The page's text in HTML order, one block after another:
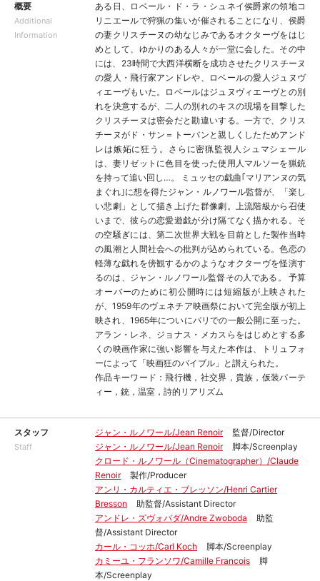
概要
Additional
Information
ある日、ロベール・ド・ラ・シュネイ侯爵家の領地コ
リニエールで狩猟の集いが催されることになり、侯爵
の妻クリスチーヌの幼なじみであるオクターヴをはじ
めとして、ゆかりのある人々が一堂に会した。その中
には、23時間で大西洋横断を成功させたクリスチーヌ
の愛人・飛行家アンドレや、ロベールの愛人ジュヌヴ
ィエーヴもいた。ロベールはジュヌヴィエーヴとの別
れを決意するが、二人の別れのキスの現場を目撃した
クリスチーヌは密会だと勘違いする。一方で、クリス
チーヌがド・サン＝トーバンと親しくしたためアンド
レは嫉妬に狂う。さらに密猟監視人シュマシェール
は、妻リゼットに色目を使った使用人マルソーを猟銃
を持って追い回し…。 ミュッセの戯曲｢マリアンヌの気
まぐれ｣に想を得たジャン・ルノワール監督が、「楽し
い悲劇」として描き上げた群像劇。上流階級から召使
いまで、彼らの恋愛遊戯が分け隔てなく描かれる。そ
の空騒ぎには、第二次世界大戦を目前とした製作当時
の風潮と人間社会への批判が込められている。色恋の
軽薄な戯れを傍観するかのようなオクターヴを怪演す
るのは、ジャン・ルノワール監督その人である。 予算
オーバーのために初公開時には短縮版が上映された
が、1959年のヴェネチア映画祭において完全版が初上
映され、1965年についにパリでの一般公開に至った。
アラン・レネ、ジョナス・メカスらをはじめとする多
くの映画作家に強い影響を与えた本作は、トリュフォ
ーによって「映画狂のバイブル」と讃えられた。
作品キーワード：飛行機，社交界，貴族，仮装パーテ
ィー，銃，温室，詩的リアリズム
スタッフ
Staff
ジャン・ルノワール/Jean Renoir
監督/Director
ジャン・ルノワール/Jean Renoir
脚本/Screenplay
クロード・ルノワール（Cinematographer）/Claude
Renoir
製作/Producer
アンリ・カルティエ・ブレッソン/Henri Cartier
Bresson
助監督/Assistant Director
アンドレ・ズヴォバダ/Andre Zwoboda
助監
督/Assistant Director
カール・コッホ/Carl Koch
脚本/Screenplay
カミーユ・フランソワ/Camille Francois
脚
本/Screenplay